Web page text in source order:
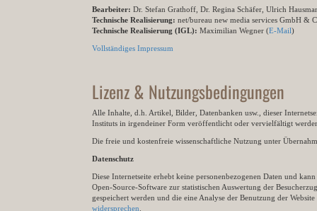
Bearbeiter: Dr. Stefan Grathoff, Dr. Regina Schäfer, Ulrich
Technische Realisierung: net/bureau new media services GmbH &
Technische Realisierung (IGL): Maximilian Wegner (E-Mail)
Vollständiges Impressum
Lizenz & Nutzungsbedingungen
Alle Inhalte, d.h. Artikel, Bilder, Datenbanken usw., dieser
Instituts in irgendeiner Form veröffentlicht oder vervielfältigt
Die freie und kostenfreie wissenschaftliche Nutzung unter
Datenschutz
Diese Internetseite erhebt keine personenbezogenen Daten und
Open-Source-Software zur statistischen Auswertung der
gespeichert werden und die eine Analyse der Benutzung der
widersprechen